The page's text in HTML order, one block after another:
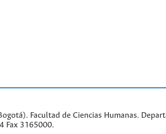
Facultad de Ciencias Humanas.
Fax 3165000.